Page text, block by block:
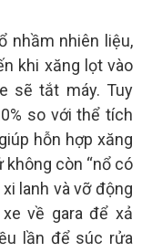
nhầm nhiên liệu,
khi xăng lọt vào
sẽ tắt máy. Tuy
so với thể tích
hỗn hợp xăng
không còn “nổ có
lanh và vỡ động
về gara để xả
lần để súc rửa